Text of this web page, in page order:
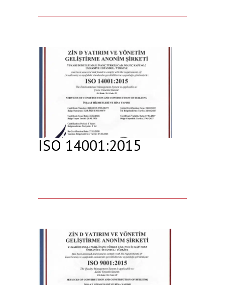
ISO 14001:2015